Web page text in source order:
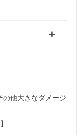
の他大きなダメージ